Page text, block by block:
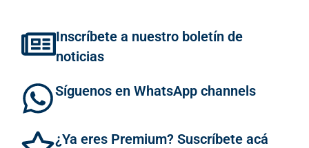
Inscríbete a nuestro boletín de
noticias
Síguenos en WhatsApp channels
¿Ya eres Premium? Suscríbete acá